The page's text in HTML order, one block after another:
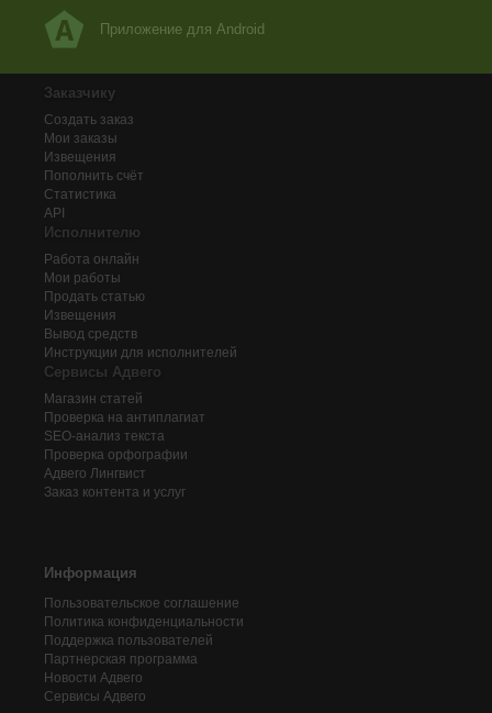
Приложение для Android
Заказчику
Создать заказ
Мои заказы
Извещения
Пополнить счёт
Статистика
API
Исполнителю
Работа онлайн
Мои работы
Продать статью
Извещения
Вывод средств
Инструкции для исполнителей
Сервисы Адвего
Магазин статей
Проверка на антиплагиат
SEO-анализ текста
Проверка орфографии
Адвего Лингвист
Заказ контента и услуг
Информация
Пользовательское соглашение
Политика конфиденциальности
Поддержка пользователей
Партнерская программа
Новости Адвего
Сервисы Адвего